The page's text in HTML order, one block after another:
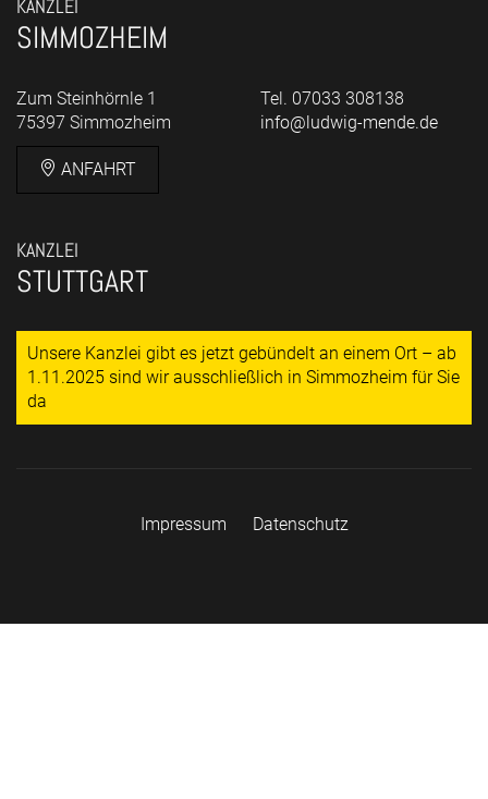
KANZLEI
SIMMOZHEIM
Zum Steinhörnle 1
75397 Simmozheim
ANFAHRT
Tel. 07033 308138
info@ludwig-mende.de
KANZLEI
STUTTGART
Unsere Kanzlei gibt es jetzt gebündelt an einem Ort – ab
1.11.2025 sind wir ausschließlich in Simmozheim für Sie
da
Impressum Datenschutz